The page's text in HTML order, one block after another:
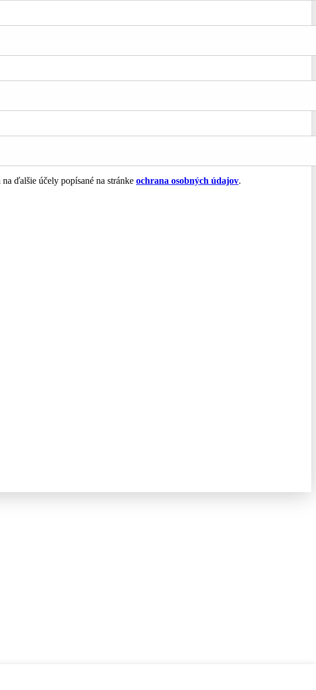
ďalšie účely popísané na stránke ochrana osobných údajov.